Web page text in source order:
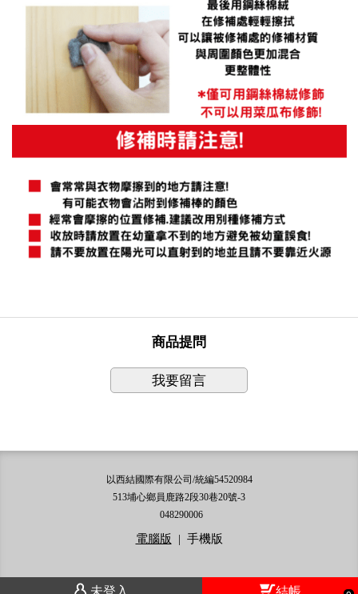
未登入 結帳
商品提問
我要留言
以西結國際有限公司/統編54520984
513埔心鄉員鹿路2段30巷20號-3
048290006
電腦版 | 手機版